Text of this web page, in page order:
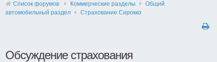
Список форумов Коммерческие разделы
Общий
автомобильный раздел
Страхование Сирокко
Обсуждение страхования